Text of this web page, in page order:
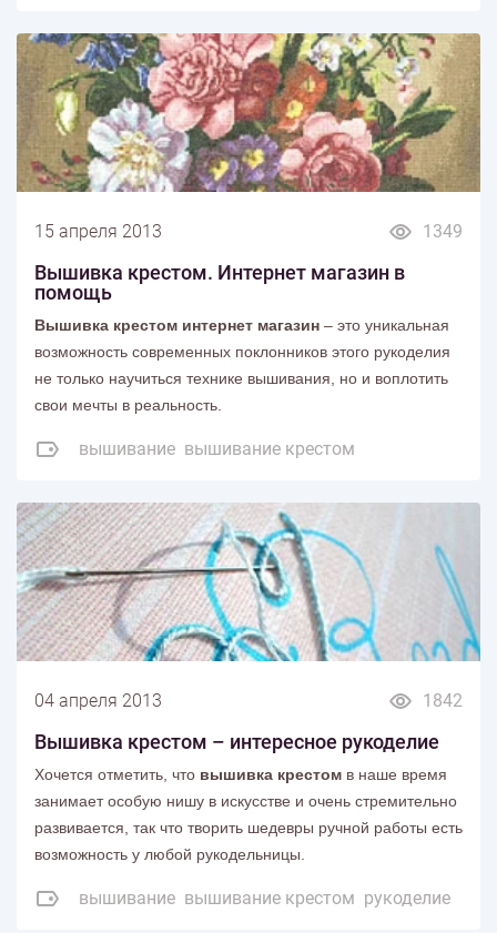
1349
15 апреля 2013
Вышивка крестом. Интернет магазин в
помощь
Вышивка крестом интернет магазин – это уникальная
возможность современных поклонников этого рукоделия
не только научиться технике вышивания, но и воплотить
свои мечты в реальность.
вышивание вышивание крестом
1842
04 апреля 2013
Вышивка крестом – интересное рукоделие
Хочется отметить, что вышивка крестом в наше время
занимает особую нишу в искусстве и очень стремительно
развивается, так что творить шедевры ручной работы есть
возможность у любой рукодельницы.
вышивание вышивание крестом рукоделие